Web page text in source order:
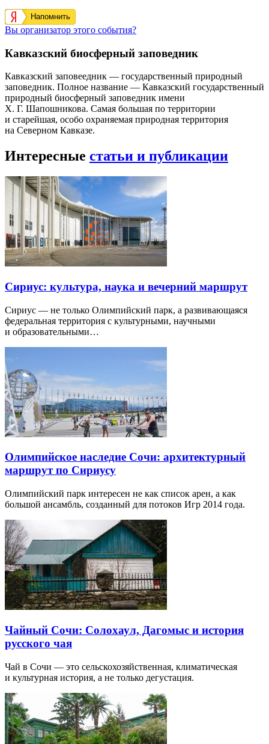
Напомнить
Вы организатор этого события?
Кавказский биосферный заповедник
Кавказский заповеедник — государственный природный
заповедник. Полное название — Кавказский государственный
природный биосферный заповедник имени
Х. Г. Шапошникова. Самая большая по территории
и старейшая, особо охраняемая природная территория
на Северном Кавказе.
Интересные статьи и публикации
Сириус: культура, наука и вечерний маршрут
Сириус — не только Олимпийский парк, а развивающаяся
федеральная территория с культурными, научными
и образовательными…
Олимпийское наследие Сочи: архитектурный
маршрут по Сириусу
Олимпийский парк интересен не как список арен, а как
большой ансамбль, созданный для потоков Игр 2014 года.
Чайный Сочи: Солохаул, Дагомыс и история
русского чая
Чай в Сочи — это сельскохозяйственная, климатическая
и культурная история, а не только дегустация.